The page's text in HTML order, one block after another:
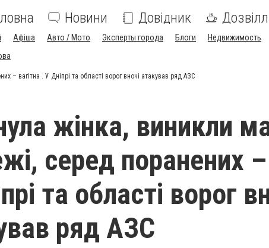
Новини Довідник
Афіша Авто / Мото Эксперты города Блоги Недвижимость
– вагітна . У Дніпрі та області ворог вночі атакував ряд АЗС
жінка, виникли
серед поранених –
та області ворог
ряд АЗС